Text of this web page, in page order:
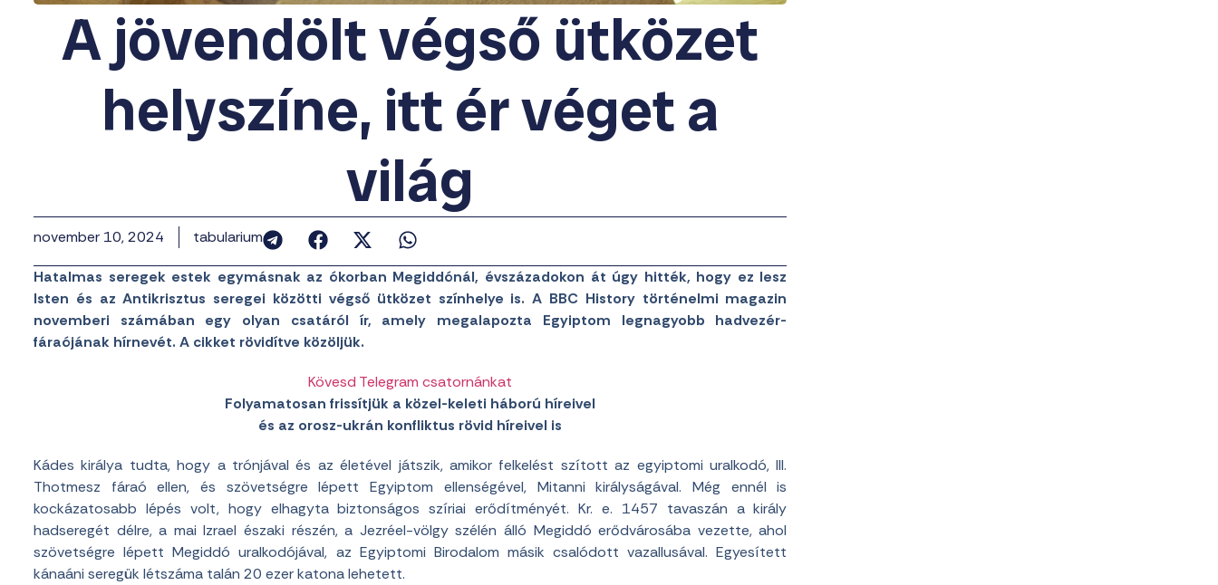
A jövendölt végső ütközet
helyszíne, itt ér véget a
világ
november 10, 2024 tabularium
Hatalmas seregek estek egymásnak az ókorban Megiddónál, évszázadokon át úgy hitték, hogy ez lesz
Isten és az Antikrisztus seregei közötti végső ütközet színhelye is. A BBC History történelmi magazin
novemberi számában egy olyan csatáról ír, amely megalapozta Egyiptom legnagyobb hadvezér-
fáraójának hírnevét. A cikket rövidítve közöljük.
Kövesd Telegram csatornánkat
Folyamatosan frissítjük a közel-keleti háború híreivel
és az orosz-ukrán konfliktus rövid híreivel is
Kádes királya tudta, hogy a trónjával és az életével játszik, amikor felkelést szított az egyiptomi uralkodó, III.
Thotmesz fáraó ellen, és szövetségre lépett Egyiptom ellenségével, Mitanni királyságával. Még ennél is
kockázatosabb lépés volt, hogy elhagyta biztonságos szíriai erődítményét. Kr. e. 1457 tavaszán a király
hadseregét délre, a mai Izrael északi részén, a Jezréel-völgy szélén álló Megiddó erődvárosába vezette, ahol
szövetségre lépett Megiddó uralkodójával, az Egyiptomi Birodalom másik csalódott vazallusával. Egyesített
kánaáni seregük létszáma talán 20 ezer katona lehetett.